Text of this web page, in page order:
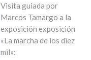
Visita guiada por
Marcos Tamargo a la
exposición exposición
«La marcha de los diez
mil»: